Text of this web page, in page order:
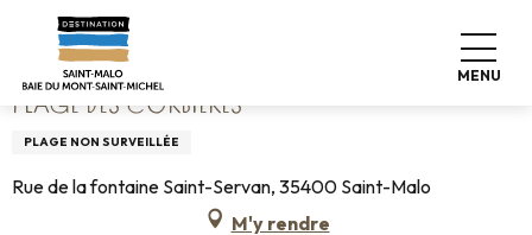
contenu
principal
MENU
Accueil Plage des Corbières
PLAGE DES CORBIÈRES
PLAGE NON SURVEILLÉE
Rue de la fontaine Saint-Servan, 35400 Saint-Malo
M'y rendre